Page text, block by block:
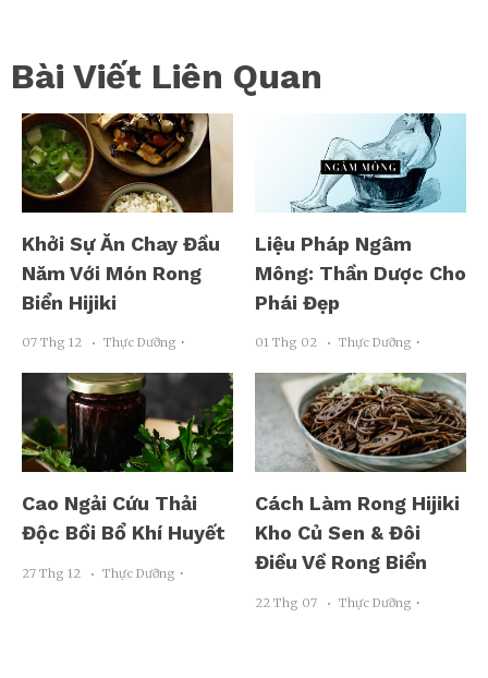
Bài Viết Liên Quan
Khởi Sự Ăn Chay Đầu
Năm Với Món Rong
Biển Hijiki
07 Thg 12 Thực Dưỡng ･
Liệu Pháp Ngâm
Mông: Thần Dược Cho
Phái Đẹp
01 Thg 02 Thực Dưỡng ･
Cao Ngải Cứu Thải
Độc Bồi Bổ Khí Huyết
27 Thg 12 Thực Dưỡng ･
Cách Làm Rong Hijiki
Kho Củ Sen & Đôi
Điều Về Rong Biển
22 Thg 07 Thực Dưỡng ･